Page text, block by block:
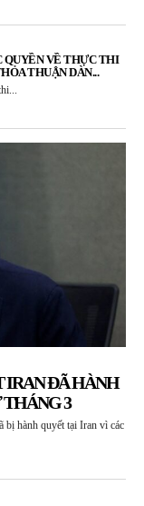
QUYỀN VỀ THỰC THI
THUẬN DÀN...
IRAN ĐÃ HÀNH
3
bị hành quyết tại Iran vì các